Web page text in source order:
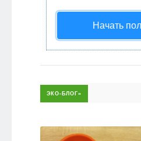
НОВОСТИ
ЭКО-
Начать
ЭКО-БЛОГ»